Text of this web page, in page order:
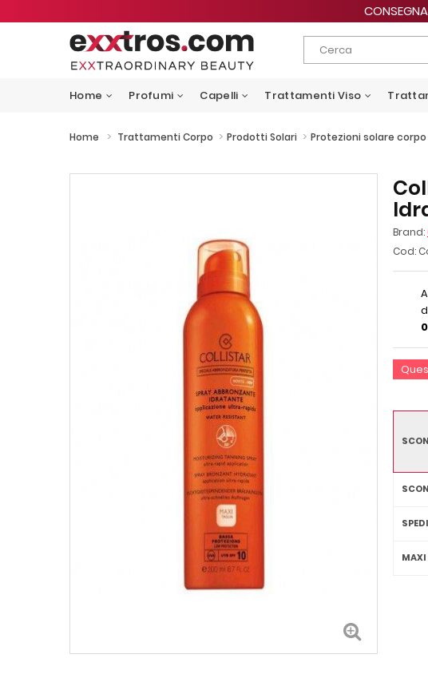
Home Profumi Capelli Trattamenti Viso
Home > Trattamenti Corpo > Prodotti Solari > Protezioni solare corpo
Brand:
Cod:
MAXI